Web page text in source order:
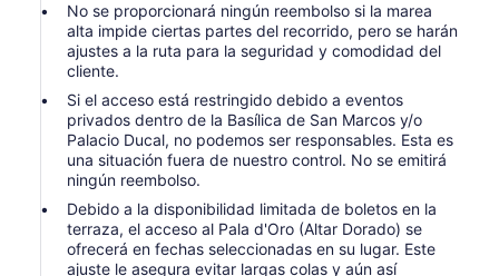
No se proporcionará ningún reembolso si la marea
alta impide ciertas partes del recorrido, pero se harán
ajustes a la ruta para la seguridad y comodidad del
cliente.
Si el acceso está restringido debido a eventos
privados dentro de la Basílica de San Marcos y/o
Palacio Ducal, no podemos ser responsables. Esta es
una situación fuera de nuestro control. No se emitirá
ningún reembolso.
Debido a la disponibilidad limitada de boletos en la
terraza, el acceso al Pala d'Oro (Altar Dorado) se
ofrecerá en fechas seleccionadas en su lugar. Este
ajuste le asegura evitar largas colas y aún así